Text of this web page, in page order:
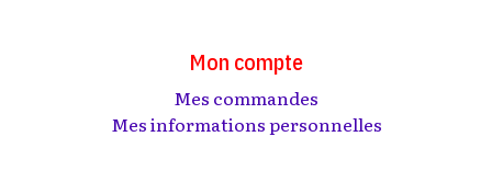
Mon compte
Mes commandes
Mes informations personnelles